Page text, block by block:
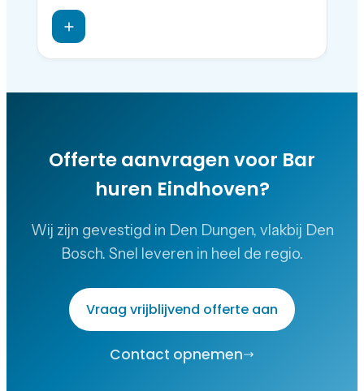
Offerte aanvragen voor Bar
huren Eindhoven?
Wij zijn gevestigd in Den Dungen, vlakbij Den
Bosch. Snel leveren in heel de regio.
Vraag vrijblijvend offerte aan
Contact opnemen